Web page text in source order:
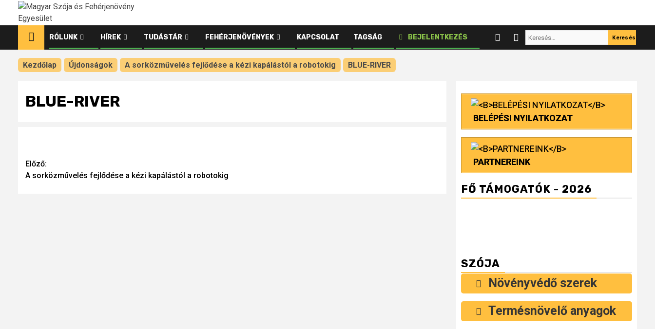
Ugrás
tartalomhoz
RÓLUNK HÍREK TUDÁSTÁR FEHÉRJENÖVÉNYEK KAPCSOLAT TAGSÁG BEJELENTKEZÉS Keresés:
Kezdőlap Újdonságok A sorközművelés fejlődése a kézi kapálástól a robotokig BLUE-RIVER
BLUE-RIVER
Continue
Reading
Előző:
A sorközművelés fejlődése a kézi kapálástól a robotokig
BELÉPÉSI NYILATKOZAT
PARTNEREINK
FŐ TÁMOGATÓK - 2026
SZÓJA
Növényvédő szerek
Termésnövelő anyagok